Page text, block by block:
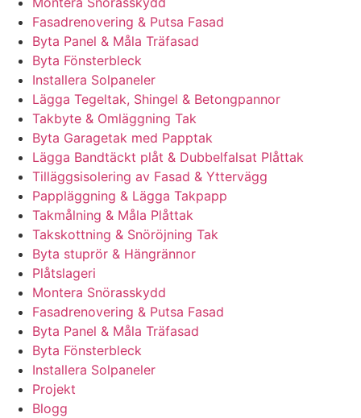
Fasadrenovering & Putsa Fasad
Byta Panel & Måla Träfasad
Byta Fönsterbleck
Installera Solpaneler
Lägga Tegeltak, Shingel & Betongpannor
Takbyte & Omläggning Tak
Byta Garagetak med Papptak
Lägga Bandtäckt plåt & Dubbelfalsat Plåttak
Tilläggsisolering av Fasad & Yttervägg
Pappläggning & Lägga Takpapp
Takmålning & Måla Plåttak
Takskottning & Snöröjning Tak
Byta stuprör & Hängrännor
Plåtslageri
Montera Snörasskydd
Fasadrenovering & Putsa Fasad
Byta Panel & Måla Träfasad
Byta Fönsterbleck
Installera Solpaneler
Projekt
Blogg